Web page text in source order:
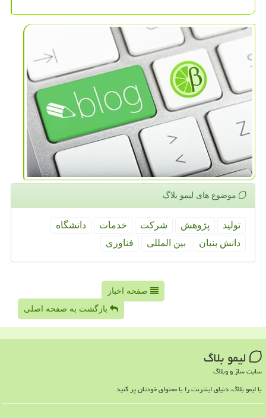
موضوع های لیمو بلاگ
تولید پژوهش شركت خدمات
دانشگاه
دانش بنیان
بین المللی فناوری
صفحه اخبار
بازگشت به صفحه اصلی
لیمو بلاگ
سایت ساز و وبلاگ
با لیمو بلاگ، دنیای اینترنت را با محتوای خودتان پر کنید